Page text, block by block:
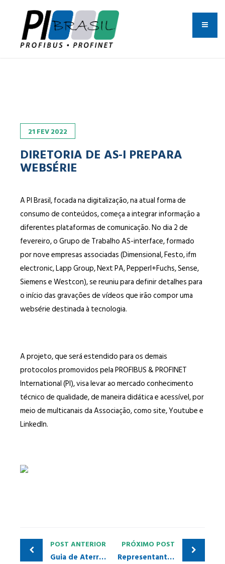
21FEV2022
DIRETORIA DE AS-I PREPARA
WEBSÉRIE
A PI Brasil, focada na digitalização, na atual forma de
consumo de conteúdos, começa a integrar informação a
diferentes plataformas de comunicação. No dia 2 de
fevereiro, o Grupo de Trabalho AS-interface, formado
por nove empresas associadas (Dimensional, Festo, ifm
electronic, Lapp Group, Next PA, Pepperl+Fuchs, Sense,
Siemens e Westcon), se reuniu para definir detalhes para
o início das gravações de vídeos que irão compor uma
websérie destinada à tecnologia.
A projeto, que será estendido para os demais
protocolos promovidos pela PROFIBUS & PROFINET
International (PI), visa levar ao mercado conhecimento
técnico de qualidade, de maneira didática e acessível, por
meio de multicanais da Associação, como site, Youtube e
LinkedIn.
POST ANTERIOR
Guia de Aterramento e Blindagem PROFIBUS/PROFINET está disponível para download
PRÓXIMO POST
Representantes da PI Brasil e usina Santa Cruz conversam sobre qualidade das redes industriais